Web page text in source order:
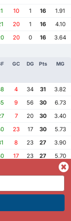
10 1 16
1.91
20 1 16
4.10
20 0 16 3.64
GC DG Pts MG
4 34 31
3.82
9 56 30
6.73
7 20 30
3.40
23 17 30
5.73
8 23 27
3.90
17 23 27
5.70
3.33
21 15 27
5.70
4.20